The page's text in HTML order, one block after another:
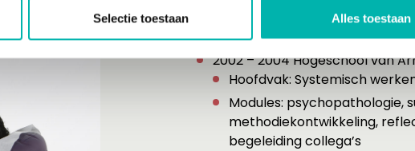
Selectie toestaan Alles toestaan
Maatschappelijk Werk en
1985 – 1989 ’s-Hertogenbosch
2002 – 2004 Hogeschool van
Hoofdvak: Systemisch
Modules: psychopathologie,
methodiekontwikkeling,
begeleiding collega’s